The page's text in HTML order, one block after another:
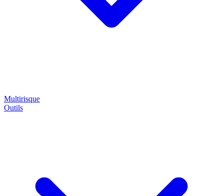
Multirisque
Outils